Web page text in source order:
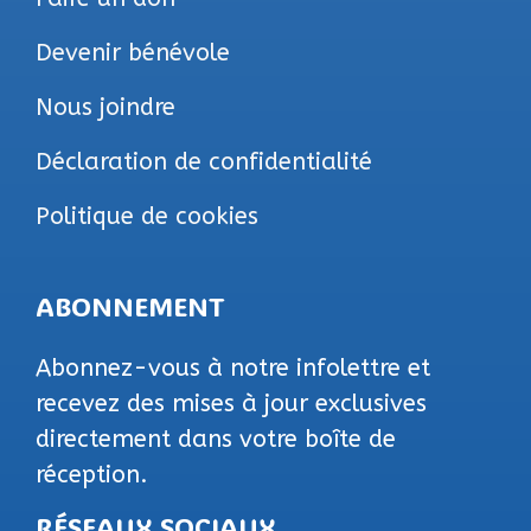
Devenir bénévole
Nous joindre
Déclaration de confidentialité
Politique de cookies
ABONNEMENT
Abonnez-vous à notre infolettre et
recevez des mises à jour exclusives
directement dans votre boîte de
réception.